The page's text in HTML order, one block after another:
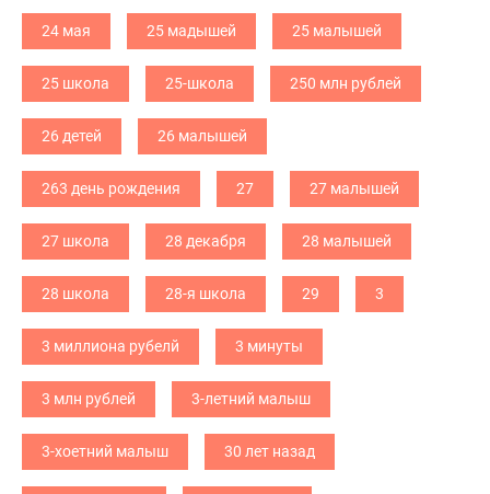
24 мая 25 мадышей 25 малышей
25 школа 25-школа 250 млн рублей
26 детей 26 малышей
263 день рождения 27 27 малышей
27 школа 28 декабря 28 малышей
28 школа 28-я школа 29 3
3 миллиона рубелй 3 минуты
3 млн рублей 3-летний малыш
3-хоетний малыш 30 лет назад